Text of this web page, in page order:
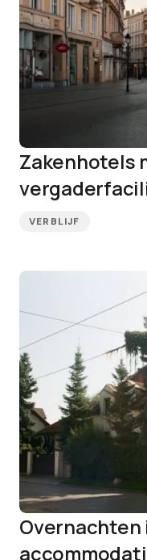
Zakenhotels
VERBLIJF
Overnachten